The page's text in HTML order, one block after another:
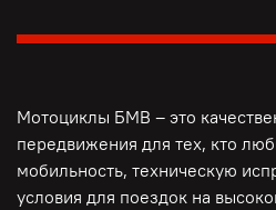
Мотоциклы БМВ – это
передвижения для тех, кто
мобильность, техническую
условия для поездок на